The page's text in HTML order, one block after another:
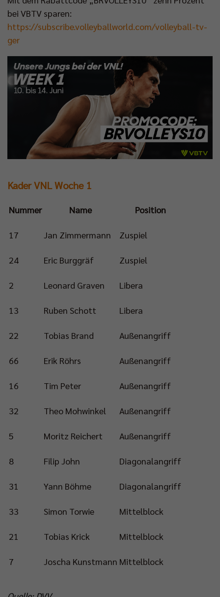
bei VBTV sparen:
https://subscribe.volleyballworld.com/volleyball-tv-
ger
Kader VNL Woche 1
Nummer Name Position
17 Jan Zimmermann Zuspiel
24 Eric Burggräf Zuspiel
2 Leonard Graven Libera
13 Ruben Schott Libera
22 Tobias Brand Außenangriff
66 Erik Röhrs Außenangriff
16 Tim Peter Außenangriff
32 Theo Mohwinkel Außenangriff
5 Moritz Reichert Außenangriff
8 Filip John Diagonalangriff
31 Yann Böhme Diagonalangriff
33 Simon Torwie Mittelblock
21 Tobias Krick Mittelblock
7 Joscha Kunstmann Mittelblock